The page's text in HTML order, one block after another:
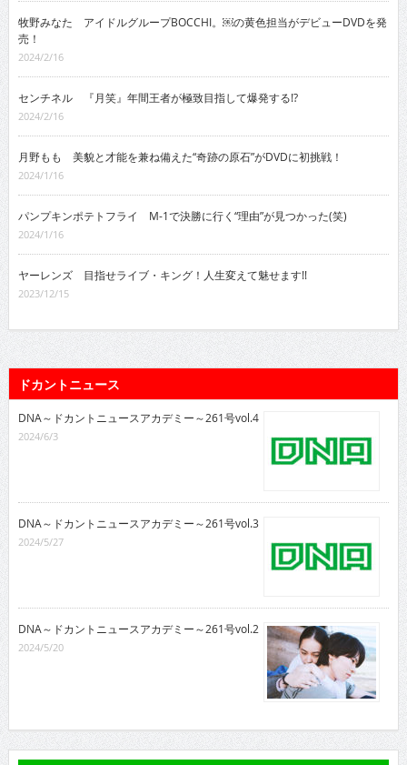
牧野みなた アイドルグループBOCCHI。￼の黄色担当がデビューDVDを発
売！
2024/2/16
センチネル 『月笑』年間王者が極致目指して爆発する!?
2024/2/16
月野もも 美貌と才能を兼ね備えた“奇跡の原石”がDVDに初挑戦！
2024/1/16
パンプキンポテトフライ M-1で決勝に行く“理由”が見つかった(笑)
2024/1/16
ヤーレンズ 目指せライブ・キング！人生変えて魅せます!!
2023/12/15
ドカントニュース
DNA～ドカントニュースアカデミー～261号vol.4
2024/6/3
DNA～ドカントニュースアカデミー～261号vol.3
2024/5/27
DNA～ドカントニュースアカデミー～261号vol.2
2024/5/20